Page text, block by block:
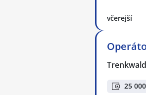
včerejší
25